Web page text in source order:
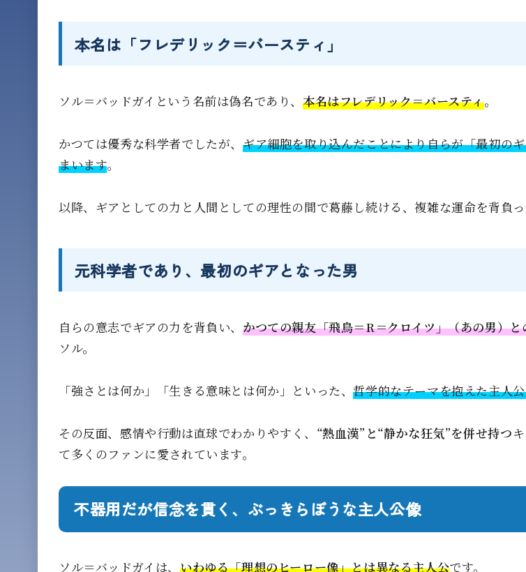
本名は「フレデリック＝バースティ」
ソル＝バッドガイという名前は偽名であり、本名はフレデリック＝バースティ。
かつては優秀な科学者でしたが、ギア細胞を取り込んだことにより自らが「最初の
まいます。
以降、ギアとしての力と人間としての理性の間で葛藤し続ける、複雑な運命を背負っ
元科学者であり、最初のギアとなった男
自らの意志でギアの力を背負い、かつての親友「飛鳥＝R＝クロイツ」（あの男）と
ソル。
「強さとは何か」「生きる意味とは何か」といった、哲学的なテーマを抱えた主人
その反面、感情や行動は直球でわかりやすく、 “熱血漢”と“静かな狂気”を併せ持つ
て多くのファンに愛されています。
不器用だが信念を貫く、ぶっきらぼうな主人公像
ソル＝バッドガイは、いわゆる「理想のヒーロー像」とは異なる主人公です。